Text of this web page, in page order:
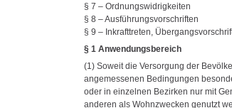
§ 7 – Ordnungswidrigkeiten
§ 8 – Ausführungsvorschriften
§ 9 – Inkrafttreten,
§ 1 Anwendungsbereich
(1) Soweit die Versorgung der
angemessenen Bedingungen
oder in einzelnen Bezirken nur mit
anderen als Wohnzwecken genutzt